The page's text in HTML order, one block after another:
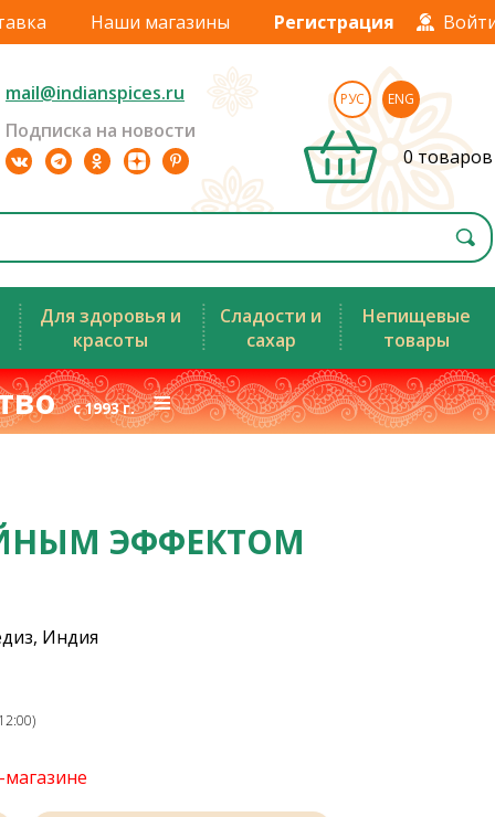
Наши магазины Регистрация
mail@indianspices.ru
Подписка на новости
РУС ENG
0 товаров
Для здоровья и
красоты
Сладости и
сахар
Непищевые
товары
с 1993 г.≡
ЭФФЕКТОМ
Индия